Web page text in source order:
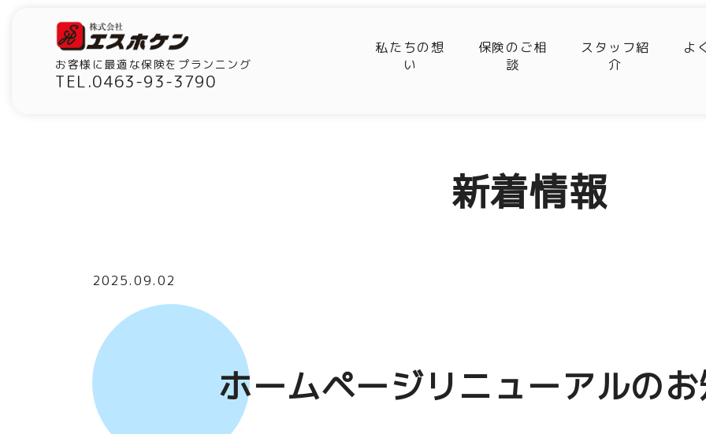
お客様に最適な保険をプランニング
TEL.0463-93-3790
私たちの想
い
保険のご相
談
スタッフ紹
介
よ
新着情報
2025.09.02
ホームページリニューアルの